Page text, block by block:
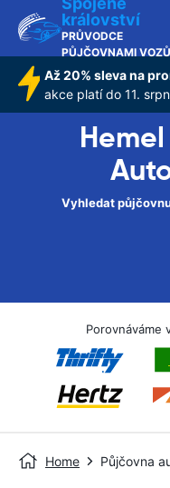
království
PRŮVODCE
PŮJČOVNAMI VOZŮ
Až 20% sleva na
akce platí do 11.
Vyhledat
Porovnáváme
Home Půjčovna